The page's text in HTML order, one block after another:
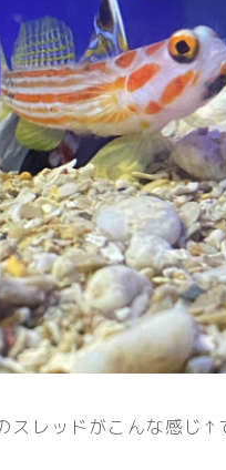
スレッドがこんな感じ